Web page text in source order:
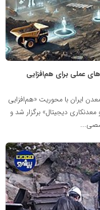
عملی برای هم‌افزایی
ایران با محوریت «هم‌افزایی
دیجیتال» برگزار شد و